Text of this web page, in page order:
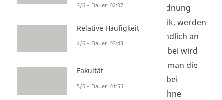
einer Definition und Einordnung
innerhalb der Kombinatorik, werden
die Permutationen verständlich an
. Dabei wird
jeweils unterschieden wie man die
Anzahl der Möglichkeiten bei
Permutationen mit oder ohne
3/6 – Dauer: 02:07
Relative Häufigkeit
4/6 – Dauer: 03:43
Fakultät
5/6 – Dauer: 01:55